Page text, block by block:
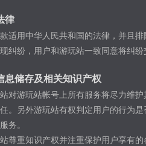
律
适用中华人民共和国的法律，并且
纠纷，用户和游玩站一致同意将纠
息储存及相关知识产权
对游玩站帐号上所有服务将尽力维
。另外游玩站有权判定用户的行为
务。
尊重知识产权并注重保护用户享有